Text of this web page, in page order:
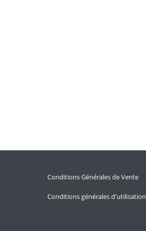
Conditions Générales de Vente
Conditions générales d'utilisation